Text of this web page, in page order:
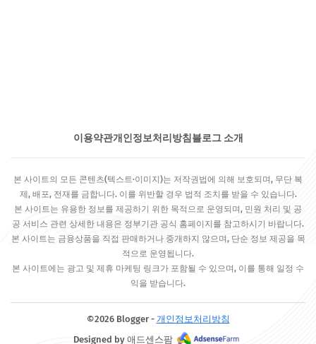
이용약관개인정보처리방침 블로그 소개
본 사이트의 모든 콘텐츠(텍스트·이미지)는 저작권법에 의해 보호되며, 무단 복
제, 배포, 전재를 금합니다. 이를 위반할 경우 법적 조치를 받을 수 있습니다.
본 사이트는 유용한 정보를 제공하기 위한 목적으로 운영되며, 민원 처리 및 공
공 서비스 관련 상세한 내용은 정부기관 공식 홈페이지를 참고하시기 바랍니다.
본 사이트는 금융상품을 직접 판매하거나 중개하지 않으며, 단순 정보 제공을 목
적으로 운영됩니다.
본 사이트에는 광고 및 제휴 마케팅 링크가 포함될 수 있으며, 이를 통해 일정 수
익을 받습니다.
©2026 Blogger - 개인정보처리방침
Designed by 애드센스팜